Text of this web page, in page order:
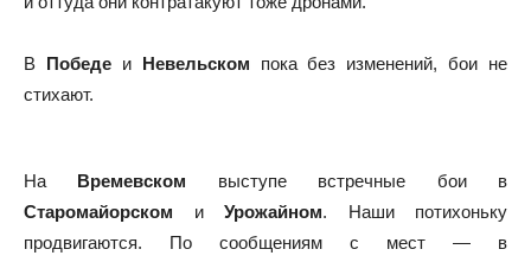
В Победеи Невельском пока без изменений, бои не
стихают.
На Времевском выступе встречные бои в
Старомайорском и Урожайном. Наши потихоньку
продвигаются. По сообщениям с мест — в